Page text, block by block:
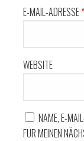
E-MAIL-ADRESSE*
WEBSITE
NAME, E-
FÜR MEINEN